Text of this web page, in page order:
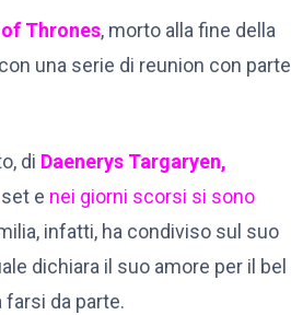
Thrones, morto alla fine della
una serie di reunion con parte
di Daenerys Targaryen,
e nei giorni scorsi si sono
infatti, ha condiviso sul suo
dichiara il suo amore per il bel
farsi da parte.